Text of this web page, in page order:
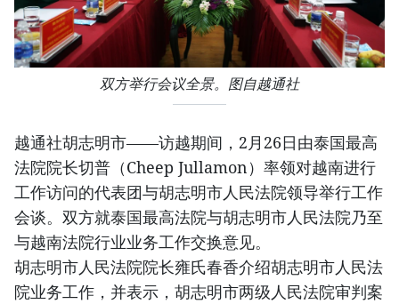
双方举行会议全景。图自越通社
越通社胡志明市——访越期间，2月26日由泰国最高
法院院长切普（Cheep Jullamon）率领对越南进行
工作访问的代表团与胡志明市人民法院领导举行工作
会谈。双方就泰国最高法院与胡志明市人民法院乃至
与越南法院行业业务工作交换意见。
胡志明市人民法院院长雍氏春香介绍胡志明市人民法
院业务工作，并表示，胡志明市两级人民法院审判案